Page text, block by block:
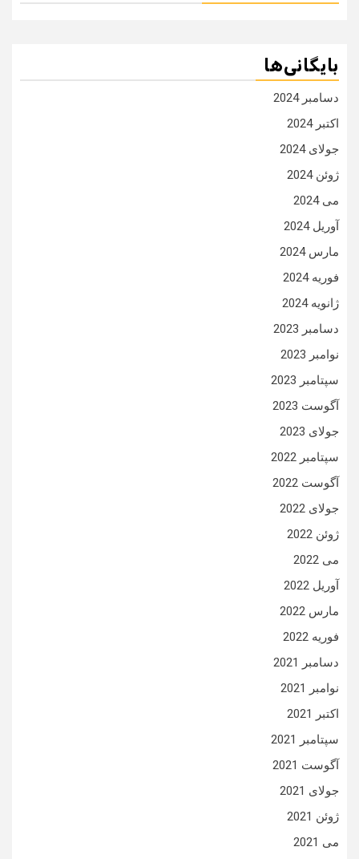
بایگانی‌ها
دسامبر 2024
اکتبر 2024
جولای 2024
ژوئن 2024
می 2024
آوریل 2024
مارس 2024
فوریه 2024
ژانویه 2024
دسامبر 2023
نوامبر 2023
سپتامبر 2023
آگوست 2023
جولای 2023
سپتامبر 2022
آگوست 2022
جولای 2022
ژوئن 2022
می 2022
آوریل 2022
مارس 2022
فوریه 2022
دسامبر 2021
نوامبر 2021
اکتبر 2021
سپتامبر 2021
آگوست 2021
جولای 2021
ژوئن 2021
می 2021